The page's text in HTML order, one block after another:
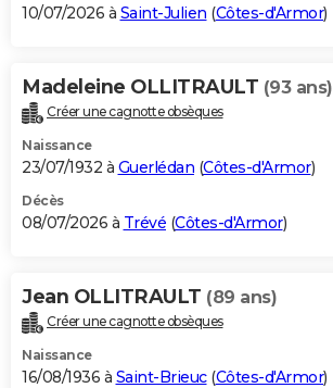
BONS PLANS
Carte de Noël
Carte Bonne année
Carte Saint-Valentin
Carte Pâques
Carte d'anniversaire
DICTIONNAIRE
Dictionnaire
Biographies
Citations
Expressions
Proverbes
PROGRAMME TV
S'inscrire
Se connecter
Lycées
Collèges
Primaires
Universités
Entreprises
Service militaire
Avis de recherche
AVIS DE DÉCÈS
Bricolage
Lifestyle
Culture
Sport
Auto
Television
Voyage
Cinema
10/07/2026 à Saint-Julien (Côtes-d'Armor)
Madeleine OLLITRAULT (93 ans)
Créer une cagnotte obsèques
Naissance
23/07/1932 à Guerlédan (Côtes-d'Armor)
Décès
08/07/2026 à Trévé (Côtes-d'Armor)
Jean OLLITRAULT (89 ans)
Créer une cagnotte obsèques
Naissance
16/08/1936 à Saint-Brieuc(Côtes-d'Armor)